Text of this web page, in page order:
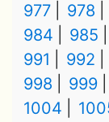
977
978
984
985
991
992
998
999
1004